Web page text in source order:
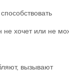
не хочет или не
вызывают